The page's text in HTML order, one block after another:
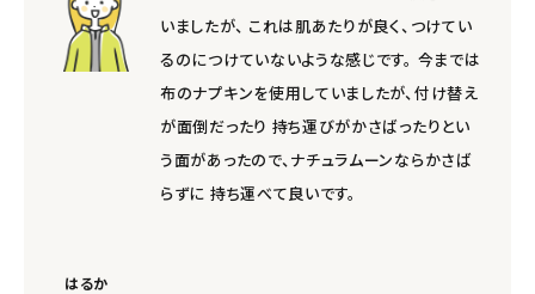
いましたが、 これは肌あたりが良く、つけてい
るのにつけていないような感じです。 今までは
布のナプキンを使用していましたが、付け替え
が面倒だったり 持ち運びがかさばったりとい
う面があったので、ナチュラムーンならかさば
らずに 持ち運べて良いです。
はるか